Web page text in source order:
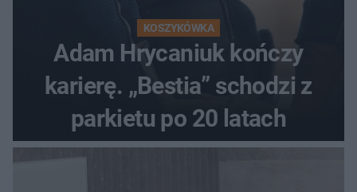
KOSZYKÓWKA
Adam Hrycaniuk kończy
karierę. „Bestia” schodzi z
parkietu po 20 latach